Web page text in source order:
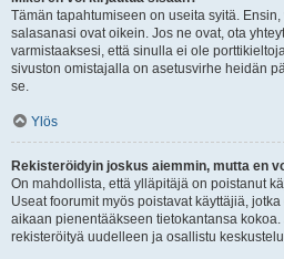
Tämän tapahtumiseen on useita syitä.
salasanasi ovat oikein. Jos ne ovat, ota
varmistaaksesi, että sinulla ei ole
sivuston omistajalla on asetusvirhe heidän
se.
Ylös
Rekisteröidyin joskus aiemmin, mutta en
On mahdollista, että ylläpitäjä on poistanut
Useat foorumit myös poistavat käyttäjiä,
aikaan pienentääkseen tietokantansa
rekisteröityä uudelleen ja osallistu